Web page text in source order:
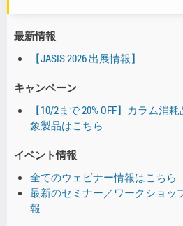
最新情報
【JASIS 2026 出展情報】
キャンペーン
【10/2まで 20% OFF】カラム消
象製品はこちら
イベント情報
全てのウェビナー情報はこちら
最新のセミナー／ワークショッ
報